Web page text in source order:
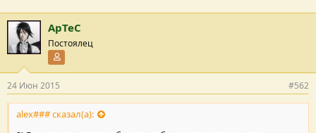
ApTeC
Постоялец
24 Июн 2015 #562
alex### сказал(а):